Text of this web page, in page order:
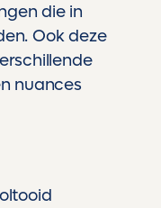
die in
Ook deze
nuances